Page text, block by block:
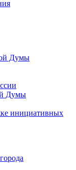
Думы
Думы
инициативных